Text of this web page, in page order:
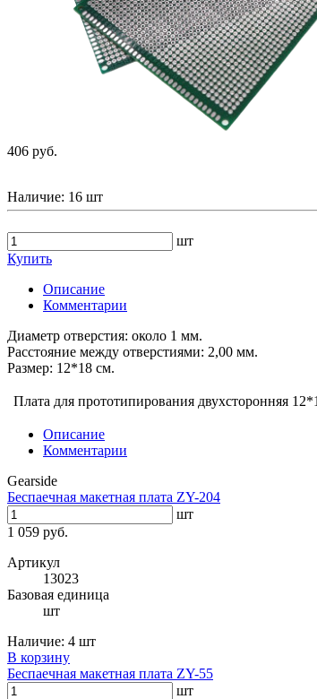
406 руб.
Наличие: 16 шт
шт
Купить
Описание
Комментарии
Диаметр отверстия: около 1 мм.
Расстояние между отверстиями: 2,00 мм.
Размер: 12*18 см.
Плата для прототипирования двухсторонняя
Описание
Комментарии
Gearside
Беспаечная макетная плата ZY-204
шт
1 059 руб.
Артикул
13023
Базовая единица
шт
Наличие: 4 шт
В корзину
Беспаечная макетная плата ZY-55
шт